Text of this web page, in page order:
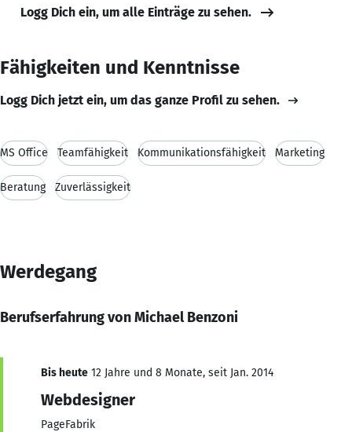
Logg Dich ein, um alle Einträge zu sehen.
Fähigkeiten und Kenntnisse
Logg Dich jetzt ein, um das ganze Profil zu sehen.
MS Office Teamfähigkeit Kommunikationsfähigkeit Marketing
Beratung Zuverlässigkeit
Werdegang
Berufserfahrung von Michael Benzoni
Bis heute 12 Jahre und 8 Monate, seit Jan. 2014
Webdesigner
PageFabrik